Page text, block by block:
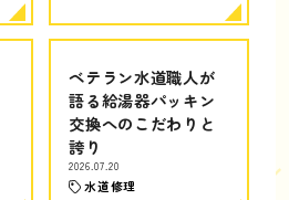
ベテラン水道職人が
語る給湯器パッキン
交換へのこだわりと
誇り
2026.07.20
水道修理